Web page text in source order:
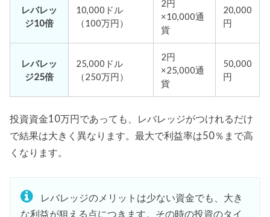
レバレッ
ジ10倍
10,000ドル
（100万円）
2円
×10,000通
貨
20,000
円
レバレッ
ジ25倍
25,000ドル
（250万円）
2円
×25,000通
貨
50,000
円
投資資金10万円であっても、レバレッジがつけれるだけ
で結果は大きく異なります。最大で利益率は50％まで高
くなります。
レバレッジのメリットは少ない資金でも、大き
な利益が狙える点につきます。その時の投資のタイ